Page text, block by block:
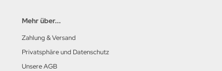
Mehr über...
Zahlung & Versand
Privatsphäre und Datenschutz
Unsere AGB